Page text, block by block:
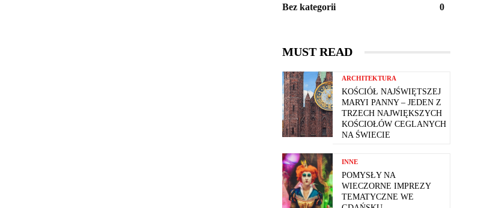
Bez kategorii
0
MUST READ
ARCHITEKTURA
KOŚCIÓŁ NAJŚWIĘTSZEJ
MARYI PANNY – JEDEN Z
TRZECH NAJWIĘKSZYCH
KOŚCIOŁÓW CEGLANYCH
NA ŚWIECIE
INNE
POMYSŁY NA
WIECZORNE IMPREZY
TEMATYCZNE WE